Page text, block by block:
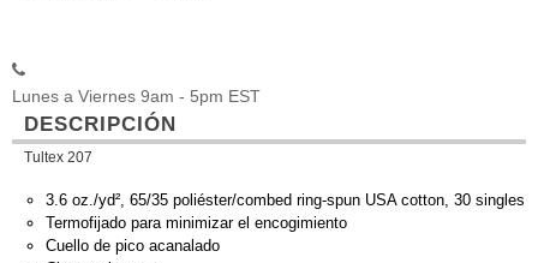
Lunes a Viernes 9am - 5pm EST
DESCRIPCIÓN
Tultex 207
3.6 oz./yd², 65/35 poliéster/combed ring-spun USA cotton, 30 singles
Termofijado para minimizar el encogimiento
Cuello de pico acanalado